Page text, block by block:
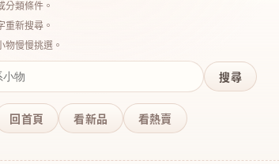
分類條件。
重新搜尋。
物慢慢挑選。
搜尋
回首頁 看新品 看熱賣